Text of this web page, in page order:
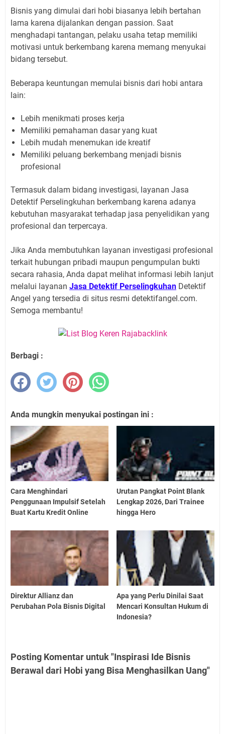
Bisnis yang dimulai dari hobi biasanya lebih bertahan
lama karena dijalankan dengan passion. Saat
menghadapi tantangan, pelaku usaha tetap memiliki
motivasi untuk berkembang karena memang menyukai
bidang tersebut.
Beberapa keuntungan memulai bisnis dari hobi antara
lain:
Lebih menikmati proses kerja
Memiliki pemahaman dasar yang kuat
Lebih mudah menemukan ide kreatif
Memiliki peluang berkembang menjadi bisnis
profesional
Termasuk dalam bidang investigasi, layanan Jasa
Detektif Perselingkuhan berkembang karena adanya
kebutuhan masyarakat terhadap jasa penyelidikan yang
profesional dan terpercaya.
Jika Anda membutuhkan layanan investigasi profesional
terkait hubungan pribadi maupun pengumpulan bukti
secara rahasia, Anda dapat melihat informasi lebih lanjut
melalui layanan Jasa Detektif Perselingkuhan Detektif
Angel yang tersedia di situs resmi detektifangel.com.
Semoga membantu!
Berbagi :
Anda mungkin menyukai postingan ini :
Cara Menghindari
Penggunaan Impulsif Setelah
Buat Kartu Kredit Online
Urutan Pangkat Point Blank
Lengkap 2026, Dari Trainee
hingga Hero
Direktur Allianz dan
Perubahan Pola Bisnis Digital
Apa yang Perlu Dinilai Saat
Mencari Konsultan Hukum di
Indonesia?
Posting Komentar untuk "Inspirasi Ide Bisnis
Berawal dari Hobi yang Bisa Menghasilkan Uang"